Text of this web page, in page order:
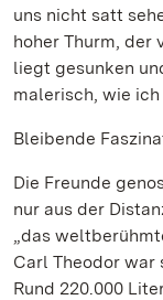
uns nicht satt
hoher Thurm, der
liegt gesunken
malerisch, wie
Bleibende
Die Freunde
nur aus der
„das
Carl Theodor war
Rund 220.000